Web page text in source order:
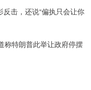
击，还说“偏执只会让你
称特朗普此举让政府停摆